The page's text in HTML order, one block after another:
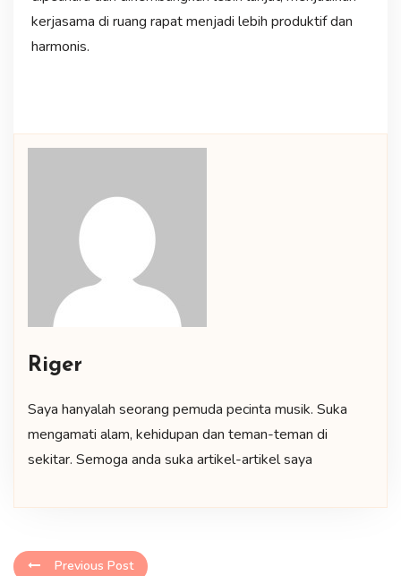
kerjasama di ruang rapat menjadi lebih produktif dan
harmonis.
Riger
Saya hanyalah seorang pemuda pecinta musik. Suka
mengamati alam, kehidupan dan teman-teman di
sekitar. Semoga anda suka artikel-artikel saya
Previous Post